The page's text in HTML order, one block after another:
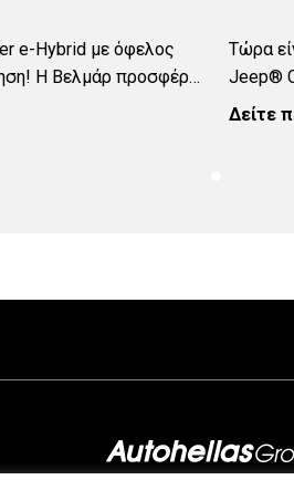
e-Hybrid με όφελος
Η Βελμάρ προσφέρει
του Jeep Avenger
Τώρα
Jeep®
Με
από
Δείτε